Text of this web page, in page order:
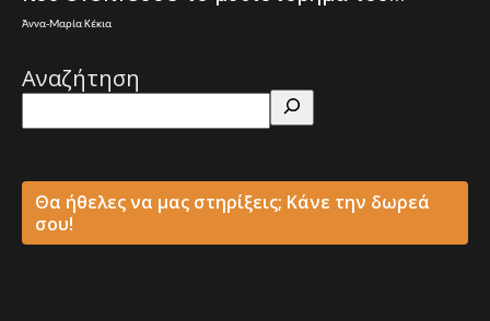
Άννα-Μαρία Κέκια
Αναζήτηση
Θα ήθελες να μας στηρίξεις; Κάνε την δωρεά
σου!